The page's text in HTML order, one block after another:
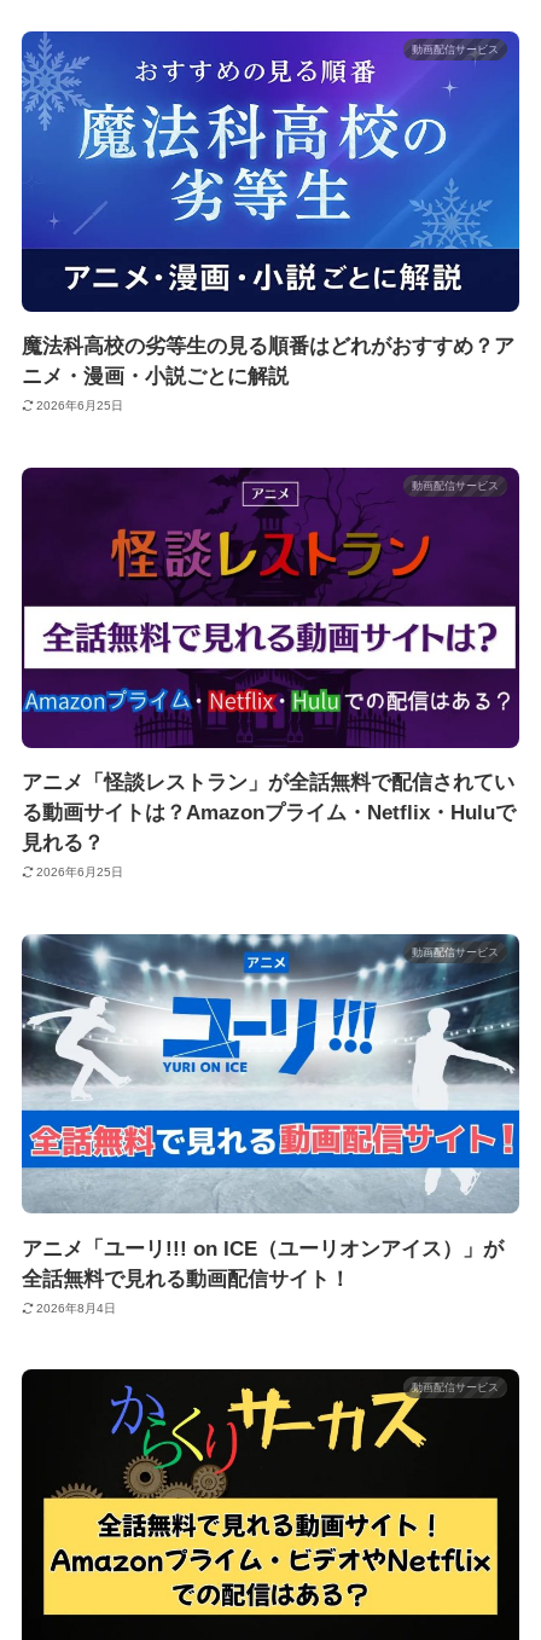
動画配信サービス
魔法科高校の劣等生の見る順番はどれがおすすめ？ア
ニメ・漫画・小説ごとに解説
2026年6月25日
動画配信サービス
アニメ「怪談レストラン」が全話無料で配信されてい
る動画サイトは？Amazonプライム・Netflix・Huluで
見れる？
2026年6月25日
動画配信サービス
アニメ「ユーリ!!! on ICE（ユーリオンアイス）」が
全話無料で見れる動画配信サイト！
2026年8月4日
動画配信サービス